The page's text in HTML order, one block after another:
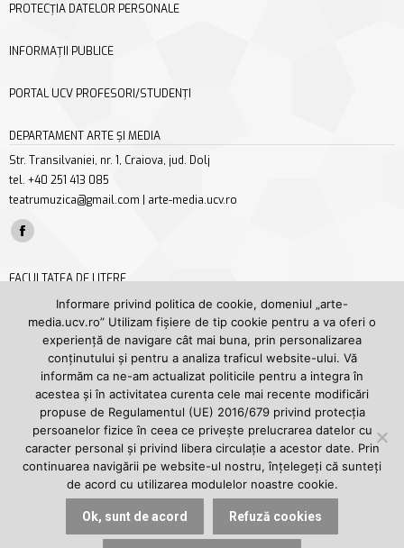
PROTECȚIA DATELOR PERSONALE
INFORMAȚII PUBLICE
PORTAL UCV PROFESORI/STUDENȚI
DEPARTAMENT ARTE ȘI MEDIA
Str. Transilvaniei, nr. 1, Craiova, jud. Dolj
tel. +40 251 413 085
teatrumuzica@gmail.com | arte-media.ucv.ro
Find us on:
Facebook
window
FACULTATEA DE LITERE
Str. A. I. Cuza nr. 13, Craiova, jud. Dolj
tel/fax +40 251 414 468
secretariat.litere@ucv.ro | litere.ucv.ro/litere
Find us on:
Facebook
page
opens
in
YouTube
page
opens
in
window
UNIVERSITATEA DIN CRAIOVA
Str. A. I. Cuza nr. 13, Craiova, jud. Dolj
tel. +40 251 414 398
rectorat@central.ucv.ro | ucv.ro
YouTube
Informare privind politica de cookie, domeniul „arte-
media.ucv.ro” Utilizam fișiere de tip cookie pentru a va oferi o
experiență de navigare cât mai buna, prin personalizarea
conținutului și pentru a analiza traficul website-ului. Vă
informăm ca ne-am actualizat politicile pentru a integra în
acestea și în activitatea curenta cele mai recente modificări
propuse de Regulamentul (UE) 2016/679 privind protecția
persoanelor fizice în ceea ce privește prelucrarea datelor cu
caracter personal și privind libera circulație a acestor date. Prin
continuarea navigării pe website-ul nostru, înțelegeți că sunteți
de acord cu utilizarea modulelor noastre cookie.
Ok, sunt de acord Refuză cookies